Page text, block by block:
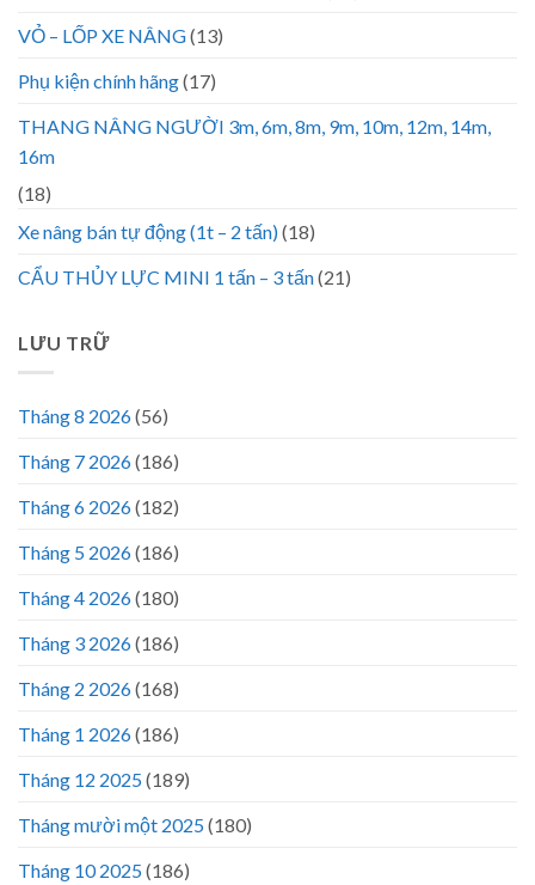
VỎ – LỐP XE NÂNG(13)
Phụ kiện chính hãng(17)
THANG NÂNG NGƯỜI 3m, 6m, 8m, 9m, 10m, 12m, 14m,
16m
(18)
Xe nâng bán tự động (1t – 2 tấn)(18)
CẨU THỦY LỰC MINI 1 tấn – 3 tấn(21)
LƯU TRỮ
Tháng 8 2026(56)
Tháng 7 2026(186)
Tháng 6 2026(182)
Tháng 5 2026(186)
Tháng 4 2026(180)
Tháng 3 2026(186)
Tháng 2 2026(168)
Tháng 1 2026(186)
Tháng 12 2025(189)
Tháng mười một 2025(180)
Tháng 10 2025(186)